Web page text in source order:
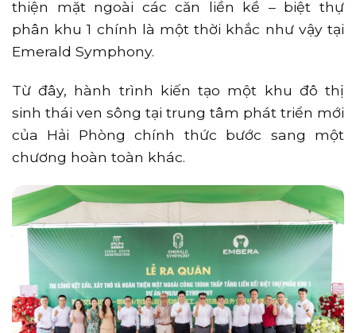
thiện mặt ngoài các căn liền kề – biệt thự
phân khu 1 chính là một thời khắc như vậy tại
Emerald Symphony.
Từ đây, hành trình kiến tạo một khu đô thị
sinh thái ven sông tại trung tâm phát triển mới
của Hải Phòng chính thức bước sang một
chương hoàn toàn khác.